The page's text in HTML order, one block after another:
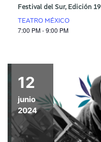
Festival del Sur, Edición 19
TEATRO MÉXICO
7:00 PM - 9:00 PM
12
junio
2024